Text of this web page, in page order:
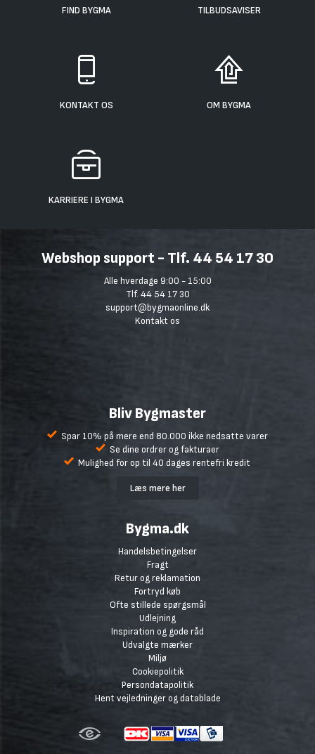
FIND BYGMA TILBUDSAVISER
KONTAKT OS OM BYGMA
KARRIERE I BYGMA
Webshop support - Tlf. 44 54 17 30
Alle hverdage 9:00 - 15:00
Tlf. 44 54 17 30
support@bygmaonline.dk
Kontakt os
Bliv Bygmaster
Spar 10% på mere end 80.000 ikke nedsatte varer
Se dine ordrer og fakturaer
Mulighed for op til 40 dages rentefri kredit
Læs mere her
Bygma.dk
Handelsbetingelser
Fragt
Retur og reklamation
Fortryd køb
Ofte stillede spørgsmål
Udlejning
Inspiration og gode råd
Udvalgte mærker
Miljø
Cookiepolitik
Persondatapolitik
Hent vejledninger og datablade